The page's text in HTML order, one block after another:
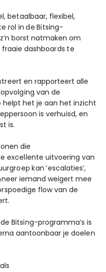
betaalbaar, flexibel,
rol in de Bitsing-
borst natmaken om
dashboards te
en rapporteert alle
van de
helpt het je aan het inzicht
is verhuisd, en
is.
die
excellente uitvoering van
kan ‘escalaties’,
iemand weigert mee
flow van de
Bitsing-programma’s is
aantoonbaar je doelen